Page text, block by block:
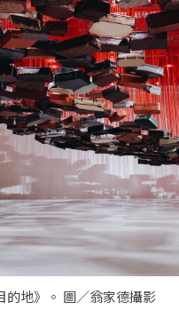
地》。 圖／翁家德攝影